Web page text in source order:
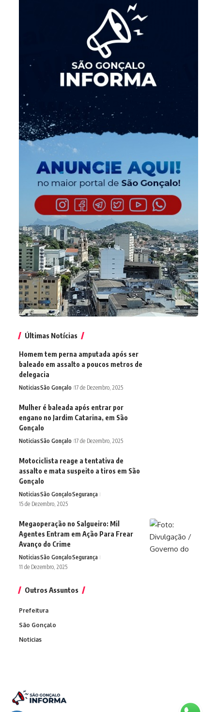
Últimas Notícias
Homem tem perna amputada após ser
baleado em assalto a poucos metros de
delegacia
NoticiasSão Gonçalo 17 de Dezembro, 2025
Mulher é baleada após entrar por
engano no Jardim Catarina, em São
Gonçalo
NoticiasSão Gonçalo 17 de Dezembro, 2025
Motociclista reage a tentativa de
assalto e mata suspeito a tiros em São
Gonçalo
NoticiasSão GonçaloSegurança
15 de Dezembro, 2025
Megaoperação no Salgueiro: Mil
Agentes Entram em Ação Para Frear
Avanço do Crime
NoticiasSão GonçaloSegurança
11 de Dezembro, 2025
Outros Assuntos
Prefeitura
São Gonçalo
Noticias